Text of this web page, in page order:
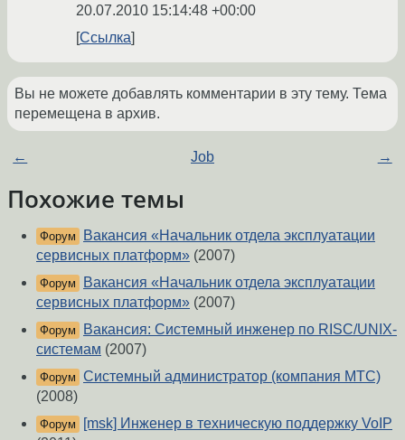
20.07.2010 15:14:48 +00:00
Ссылка
Вы не можете добавлять комментарии в эту тему. Тема
перемещена в архив.
← Job →
Похожие темы
Форум
Вакансия «Начальник отдела эксплуатации
сервисных платформ» (2007)
Форум
Вакансия «Начальник отдела эксплуатации
сервисных платформ» (2007)
Форум
Вакансия: Системный инженер по RISC/UNIX-
системам (2007)
Форум Системный администратор (компания МТС)
(2008)
Форум
[msk] Инженер в техническую поддержку VoIP